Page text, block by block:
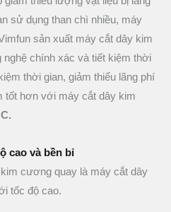
sử dụng than chì nhiều, máy
sản xuất máy cắt dây kim
chính xác và tiết kiệm thời
thời gian, giảm thiểu lãng phí
tốt hơn với máy cắt dây kim
cao và bền bỉ
cương quay là máy cắt dây
tốc độ cao.